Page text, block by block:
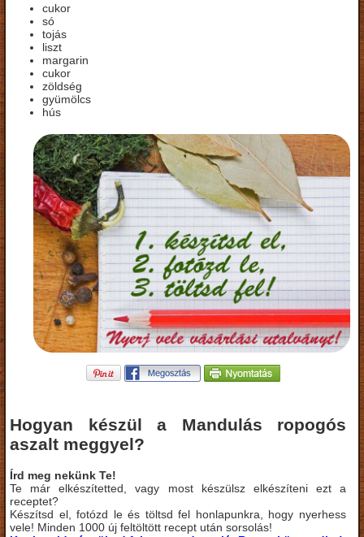
cukor
só
tojás
liszt
margarin
cukor
zöldség
gyümölcs
hús
Hogyan készül a Mandulás ropogós
aszalt meggyel?
Írd meg nekünk Te!
Te már elkészítetted, vagy most készülsz elkészíteni ezt a
receptet?
Készítsd el, fotózd le és töltsd fel honlapunkra, hogy nyerhess
vele! Minden 1000 új feltöltött recept után sorsolás!